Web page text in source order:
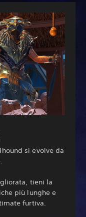
si evolve da
tieni la
più lunghe e
furtiva.